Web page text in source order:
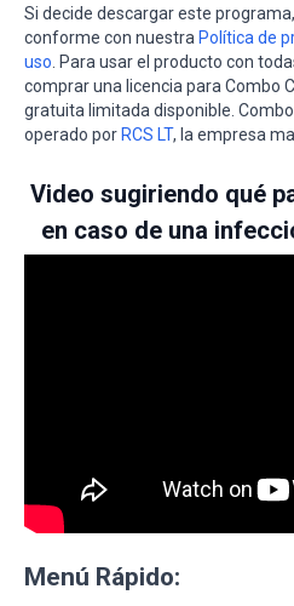
Si decide descargar este
conforme con nuestra Política de
uso . Para usar el producto con
comprar una licencia para Combo
gratuita limitada disponible.
operado por RCS LT, la empresa
Video sugiriendo qué
en caso de una
Menú Rápido: